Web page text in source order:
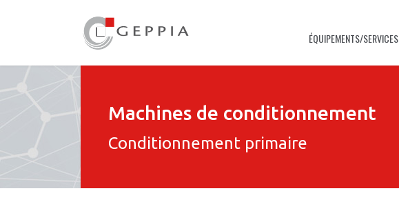
ÉQUIPEMENTS/SERVICES
Machines de conditionnement
Conditionnement primaire